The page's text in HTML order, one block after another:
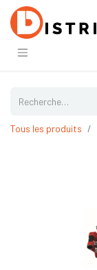
Tous les produits